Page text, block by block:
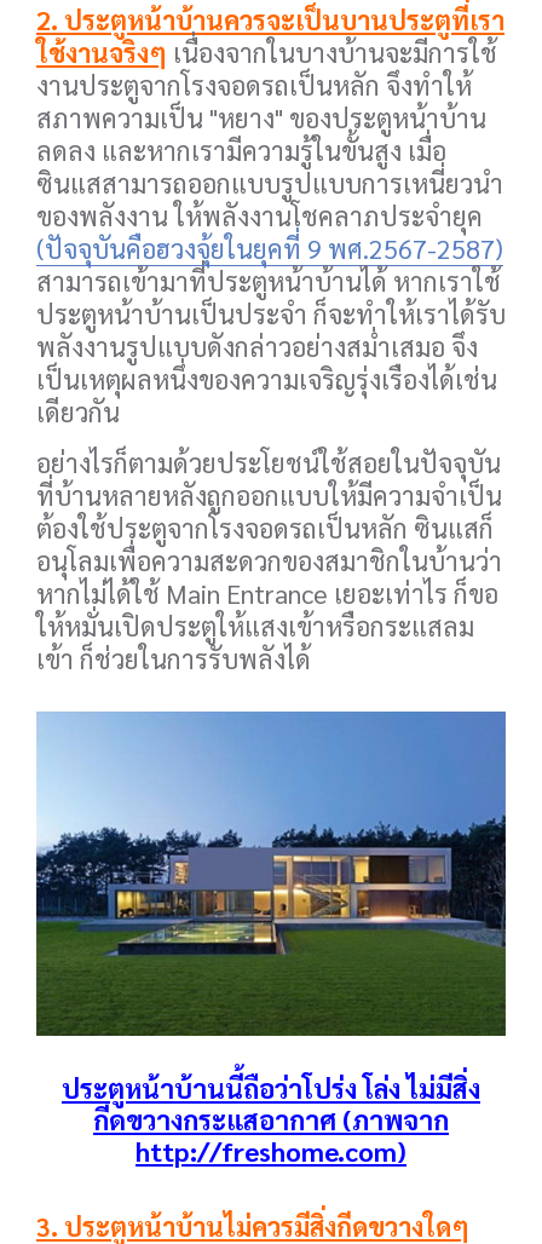
2. ประตูหน้าบ้านควรจะเป็นบานประตูที่เรา
ใช้งานจริงๆ เนื่องจากในบางบ้านจะมีการใช้
งานประตูจากโรงจอดรถเป็นหลัก จึงทำให้
สภาพความเป็น "หยาง" ของประตูหน้าบ้าน
ลดลง และหากเรามีความรู้ในขั้นสูง เมื่อ
ซินแสสามารถออกแบบรูปแบบการเหนี่ยวนำ
ของพลังงาน ให้พลังงานโชคลาภประจำยุค
(ปัจจุบันคือฮวงจุ้ยในยุคที่ 9 พศ.2567-2587)
สามารถเข้ามาที่ประตูหน้าบ้านได้ หากเราใช้
ประตูหน้าบ้านเป็นประจำ ก็จะทำให้เราได้รับ
พลังงานรูปแบบดังกล่าวอย่างสม่ำเสมอ จึง
เป็นเหตุผลหนึ่งของความเจริญรุ่งเรืองได้เช่น
เดียวกัน
อย่างไรก็ตามด้วยประโยชน์ใช้สอยในปัจจุบัน
ที่บ้านหลายหลังถูกออกแบบให้มีความจำเป็น
ต้องใช้ประตูจากโรงจอดรถเป็นหลัก ซินแสก็
อนุโลมเพื่อความสะดวกของสมาชิกในบ้านว่า
หากไม่ได้ใช้ Main Entrance เยอะเท่าไร ก็ขอ
ให้หมั่นเปิดประตูให้แสงเข้าหรือกระแสลม
เข้า ก็ช่วยในการรับพลังได้
ประตูหน้าบ้านนี้ถือว่าโปร่ง โล่ง ไม่มีสิ่ง
กีดขวางกระแสอากาศ (ภาพจาก
http://freshome.com)
3. ประตูหน้าบ้านไม่ควรมีสิ่งกีดขวางใดๆ